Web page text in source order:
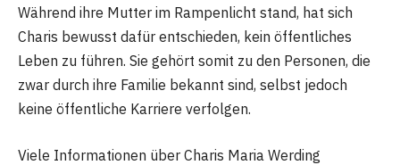
Während ihre Mutter im Rampenlicht stand, hat sich
Charis bewusst dafür entschieden, kein öffentliches
Leben zu führen. Sie gehört somit zu den Personen, die
zwar durch ihre Familie bekannt sind, selbst jedoch
keine öffentliche Karriere verfolgen.
Viele Informationen über Charis Maria Werding